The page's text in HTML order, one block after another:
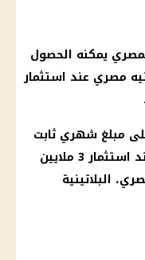
يمكنه الحصول
يومي ثابت بقيمة 1580 جنيه مصري عند استثمار
مبلغ شهري ثابت
لمدة سنة بقيمة 58.75 ألف جنيه عند استثمار 3 ملايين
البلاتينية